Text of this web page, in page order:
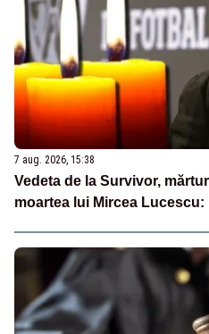
7 aug. 2026, 15:38
Vedeta de la Survivor,
moartea lui Mircea Lucescu: